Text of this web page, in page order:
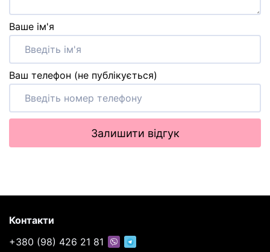
Ваше ім'я
Ваш телефон (не публікується)
Залишити відгук
Контакти
+380 (98) 426 21 81